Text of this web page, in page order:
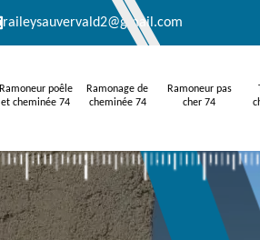
raileysauvervald2@gmail.com
Ramoneur poêle
et cheminée 74
Ramonage de
cheminée 74
Ramoneur pas
cher 74